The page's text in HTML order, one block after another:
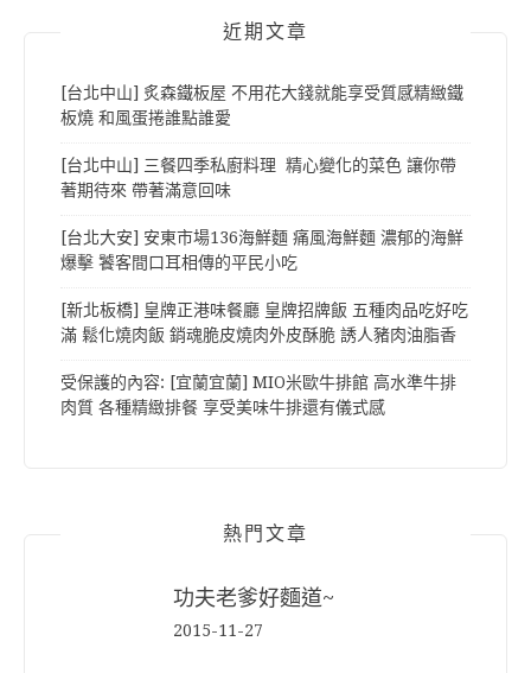
近期文章
[台北中山] 炙森鐵板屋 不用花大錢就能享受質感精緻鐵
板燒 和風蛋捲誰點誰愛
[台北中山] 三餐四季私廚料理 精心變化的菜色 讓你帶
著期待來 帶著滿意回味
[台北大安] 安東市場136海鮮麵 痛風海鮮麵 濃郁的海鮮
爆擊 饕客間口耳相傳的平民小吃
[新北板橋] 皇牌正港味餐廳 皇牌招牌飯 五種肉品吃好吃
滿 鬆化燒肉飯 銷魂脆皮燒肉外皮酥脆 誘人豬肉油脂香
受保護的內容: [宜蘭宜蘭] MIO米歐牛排館 高水準牛排
肉質 各種精緻排餐 享受美味牛排還有儀式感
熱門文章
功夫老爹好麵道~
2015-11-27